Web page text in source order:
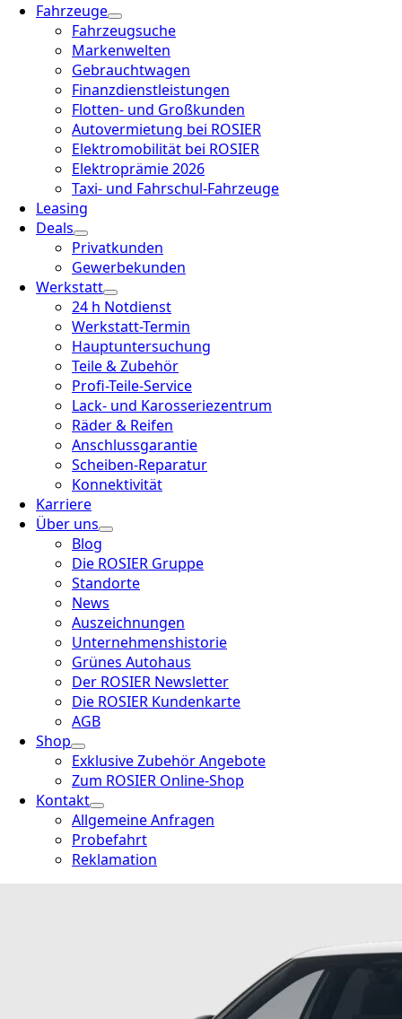
Fahrzeuge
Fahrzeugsuche
Markenwelten
Gebrauchtwagen
Finanzdienstleistungen
Flotten- und Großkunden
Autovermietung bei ROSIER
Elektromobilität bei ROSIER
Elektroprämie 2026
Taxi- und Fahrschul-Fahrzeuge
Leasing
Deals
Privatkunden
Gewerbekunden
Werkstatt
24 h Notdienst
Werkstatt-Termin
Hauptuntersuchung
Teile & Zubehör
Profi-Teile-Service
Lack- und Karosseriezentrum
Räder & Reifen
Anschlussgarantie
Scheiben-Reparatur
Konnektivität
Karriere
Über uns
Blog
Die ROSIER Gruppe
Standorte
News
Auszeichnungen
Unternehmenshistorie
Grünes Autohaus
Der ROSIER Newsletter
Die ROSIER Kundenkarte
AGB
Shop
Exklusive Zubehör Angebote
Zum ROSIER Online-Shop
Kontakt
Allgemeine Anfragen
Probefahrt
Reklamation